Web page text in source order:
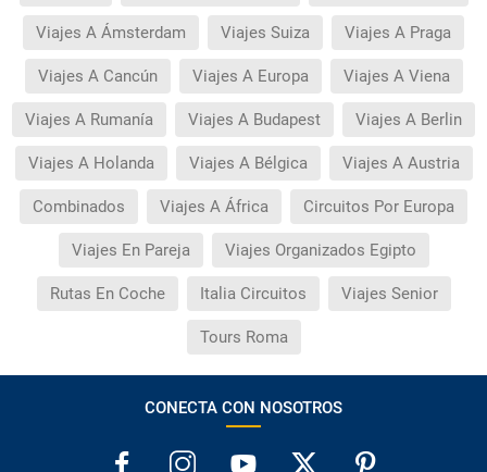
Viajes A Ámsterdam Viajes Suiza Viajes A Praga
Viajes A Cancún Viajes A Europa Viajes A Viena
Viajes A Rumanía Viajes A Budapest Viajes A Berlin
Viajes A Holanda Viajes A Bélgica Viajes A Austria
Combinados Viajes A África Circuitos Por Europa
Viajes En Pareja Viajes Organizados Egipto
Rutas En Coche Italia Circuitos Viajes Senior
Tours Roma
CONECTA CON NOSOTROS